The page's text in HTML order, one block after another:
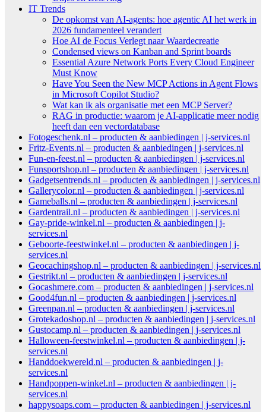
IT Trends
De opkomst van AI-agents: hoe agentic AI het werk in
2026 fundamenteel verandert
Hoe AI de Focus Verlegt naar Waardecreatie
Condensed views on Kanban and Sprint boards
Essential Azure Network Ports Every Cloud Engineer
Must Know
Have You Seen the New MCP Actions in Agent Flows
in Microsoft Copilot Studio?
Wat kan ik als organisatie met een MCP Server?
RAG in productie: waarom je AI-applicatie meer nodig
heeft dan een vectordatabase
Fotogeschenk.nl – producten & aanbiedingen | j-services.nl
Fritz-Events.nl – producten & aanbiedingen | j-services.nl
Fun-en-feest.nl – producten & aanbiedingen | j-services.nl
Funsportshop.nl – producten & aanbiedingen | j-services.nl
Gadgetsentrends.nl – producten & aanbiedingen | j-services.nl
Gallerycolor.nl – producten & aanbiedingen | j-services.nl
Gameballs.nl – producten & aanbiedingen | j-services.nl
Gardentrail.nl – producten & aanbiedingen | j-services.nl
Gay-pride-winkel.nl – producten & aanbiedingen | j-
services.nl
Geboorte-feestwinkel.nl – producten & aanbiedingen | j-
services.nl
Geocachingshop.nl – producten & aanbiedingen | j-services.nl
Gestrikt.nl – producten & aanbiedingen | j-services.nl
Gocashmere.com – producten & aanbiedingen | j-services.nl
Good4fun.nl – producten & aanbiedingen | j-services.nl
Greenpan.nl – producten & aanbiedingen | j-services.nl
Grotekadoshop.nl – producten & aanbiedingen | j-services.nl
Gustocamp.nl – producten & aanbiedingen | j-services.nl
Halloween-feestwinkel.nl – producten & aanbiedingen | j-
services.nl
Handdoekwereld.nl – producten & aanbiedingen | j-
services.nl
Handpoppen-winkel.nl – producten & aanbiedingen | j-
services.nl
happysoaps.com – producten & aanbiedingen | j-services.nl